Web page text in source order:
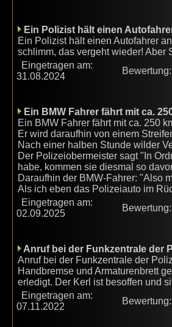
Ein Polizist hält einen
Ein Polizist hält einen Autofahrer
schlimm, das vergeht wieder! Aber
Eingetragen am:
31.08.2024
Bewertung:
Ein BMW Fahrer fährt mit ca.
Ein BMW Fahrer fährt mit ca. 250
Er wird daraufhin von einem
Nach einer halben Stunde wilder
Der Polizeiobermeister sagt "In
habe, kommen sie diesmal so
Daraufhin der BMW-Fahrer: "Also
Als ich eben das Polizeiauto im
Eingetragen am:
02.09.2025
Bewertung:
Anruf bei der Funkzentrale der
Anruf bei der Funkzentrale der
Handbremse und Armaturenbrett
erledigt. Der Kerl ist besoffen und
Eingetragen am:
07.11.2022
Bewertung: